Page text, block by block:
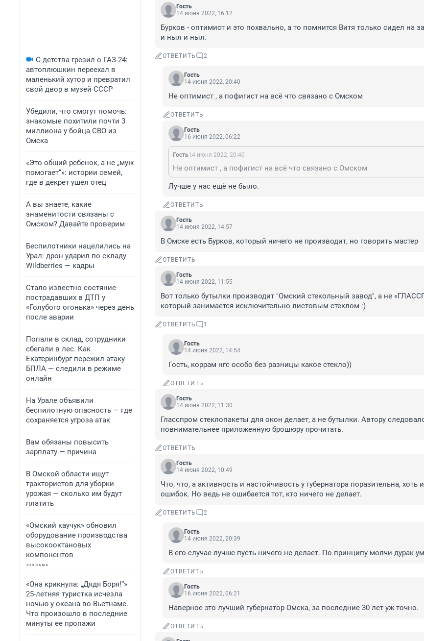
С детства грезил о ГАЗ-24:
автоплюшкин переехал в
маленький хутор и превратил
свой двор в музей СССР
Убедили, что смогут помочь:
знакомые похитили почти 3
миллиона у бойца СВО из
Омска
«Это общий ребенок, а не „муж
помогает“»: истории семей,
где в декрет ушел отец
А вы знаете, какие
знаменитости связаны с
Омском? Давайте проверим
Беспилотники нацелились на
Урал: дрон ударил по складу
Wildberries — кадры
Стало известно состяние
пострадавших в ДТП у
«Голубого огонька» через день
после аварии
Попали в склад, сотрудники
сбегали в лес. Как
Екатеринбург пережил атаку
БПЛА — следили в режиме
онлайн
На Урале объявили
беспилотную опасность — где
сохраняется угроза атак
Вам обязаны повысить
зарплату — причина
В Омской области ищут
трактористов для уборки
урожая — сколько им будут
платить
«Омский каучук» обновил
оборудование производства
высокооктановых
компонентов
«Она крикнула: „Дядя Боря!“»
25-летняя туристка исчезла
ночью у океана во Вьетнаме.
Что произошло в последние
минуты ее пропажи
Гость
14 июня 2022, 16:12
Бурков - оптимист и это похвально, а то помнится Витя только сидел на
и ныл и ныл.
ОТВЕТИТЬ 2
Гость
14 июня 2022, 20:40
Не оптимист , а пофигист на всё что связано с Омском
ОТВЕТИТЬ
Гость
16 июня 2022, 06:22
Гость14 июня 2022, 20:40
Не оптимист , а пофигист на всё что связано с Омском
Лучше у нас ещё не было.
ОТВЕТИТЬ
Гость
14 июня 2022, 14:57
В Омске есть Бурков, который ничего не производит, но говорить мастер
ОТВЕТИТЬ
Гость
14 июня 2022, 11:55
Вот только бутылки производит "Омский стекольный завод", а не
который занимается исключительно листовым стеклом :)
ОТВЕТИТЬ 1
Гость
14 июня 2022, 14:54
Гость, коррам нгс особо без разницы какое стекло))
ОТВЕТИТЬ
Гость
14 июня 2022, 11:30
Гласспром стеклопакеты для окон делает, а не бутылки. Автору
повнимательнее приложенную брошюру прочитать.
ОТВЕТИТЬ
Гость
14 июня 2022, 10:49
Что, что, а активность и настойчивость у губернатора поразительна, хоть
ошибок. Но ведь не ошибается тот, кто ничего не делает.
ОТВЕТИТЬ 2
Гость
14 июня 2022, 20:39
В его случае лучше пусть ничего не делает. По принципу молчи дурак
ОТВЕТИТЬ
Гость
16 июня 2022, 06:21
Наверное это лучший губернатор Омска, за последние 30 лет уж точно.
ОТВЕТИТЬ